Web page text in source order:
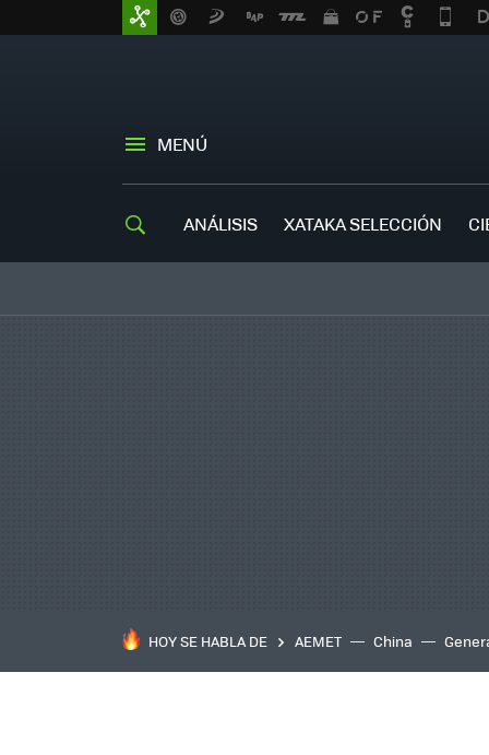
MENÚ
ANÁLISIS XATAKA SELECCIÓN
HOY SE HABLA DE AEMET China